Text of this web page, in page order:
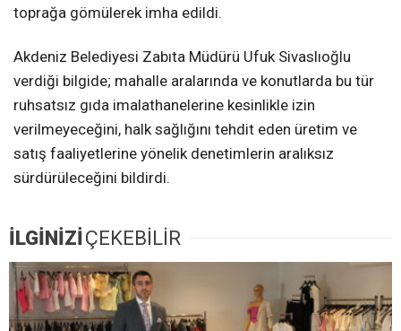
toprağa gömülerek imha edildi.
Akdeniz Belediyesi Zabıta Müdürü Ufuk Sivaslıoğlu
verdiği bilgide; mahalle aralarında ve konutlarda bu tür
ruhsatsız gıda imalathanelerine kesinlikle izin
verilmeyeceğini, halk sağlığını tehdit eden üretim ve
satış faaliyetlerine yönelik denetimlerin aralıksız
sürdürüleceğini bildirdi.
İLGİNİZİÇEKEBİLİR